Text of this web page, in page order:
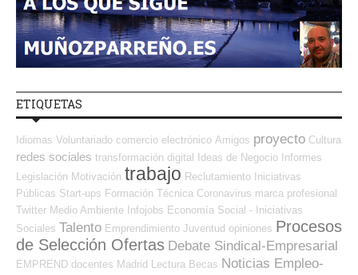
ETIQUETAS
Idiomas Voluntariado comercio electrónico Amigos proyecto Cultura
redes sociales transformación digital Ideas de Negocio Informes
Legislación Motivación trabajo Reclutamiento Iniciativas
Públicas Start-ups Formación Técnica Coronavirus marca profesional
Twitter Medio Ambiente Infojobs Economía Social - Iniciativas
Sociales Talento Emprendimiento Juventud opiniones Procesos
de Selección Ofertas Debate Sindical-Empresarial
EMPREND docentes Madrid Lectura Becas Noticias Empleo-